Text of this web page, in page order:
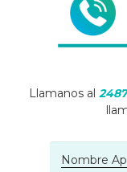
Llamanos al